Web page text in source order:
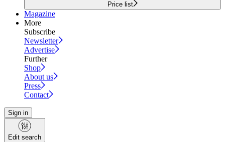
Price list
Magazine
More
Subscribe
Newsletter
Advertise
Further
Shop
About us
Press
Contact
Sign in
Edit search